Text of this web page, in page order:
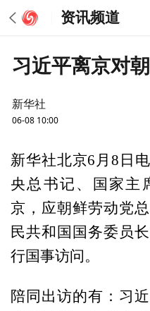
资讯频道
习近平离京对
新华社
06-08 10:00
新华社北京6月8日
央总书记、国家主
京，应朝鲜劳动党
民共和国国务委员
行国事访问。
陪同出访的有：习